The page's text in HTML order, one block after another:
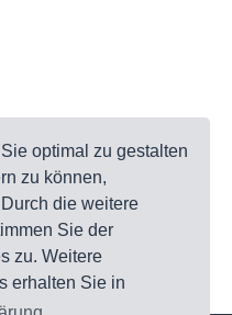
optimal zu gestalten
zu können,
die weitere
Sie der
zu. Weitere
erhalten Sie in